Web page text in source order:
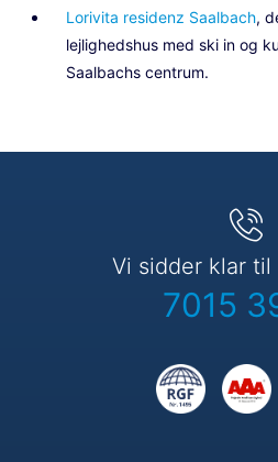
Lorivita residenz Saalbach,
lejlighedshus med ski in og
Saalbachs centrum.
Vi sidder klar
7015